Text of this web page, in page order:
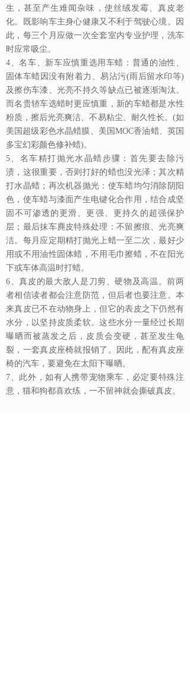
生，甚至产生难闻杂味，使丝绒发霉、真皮老
化。既影响车主身心健康又不利于驾驶心境。因
此，每三个月应做一次全套室内专业护理，洗车
时应常吸尘。
4、名车、新车应慎重选用车蜡：普通的油性、
固体车蜡因没有附着力、易沾污(雨后留水印等)
及擦伤车漆、光亮不持久等缺点已被逐渐淘汰。
而名贵轿车选蜡时更应慎重，新的车蜡都是水性
粉质，擦后光亮爽洁、不易粘尘、耐久性长。(如
美国超级彩色水晶蜡膜、美国MOC香油蜡、英国
多宝幻彩颜色修补蜡)。
5、名车精打抛光水晶蜡步骤：首先要去除污
渍，这很重要，否则打好的蜡也没光泽；其次精
打水晶蜡；再次机器抛光：使车蜡均匀消除阴阳
色，使车蜡与漆面产生电键化合作用，结合成坚
固不可渗透的更滑、更强、更持久的超强保护
层；最后抹车麂皮特殊处理：不留擦痕、光亮爽
洁。每月应定期精打抛光上蜡一至二次，最好少
用或不用油性固体蜡，不用毛巾擦蜡，不在阳光
下或车体高温时打蜡。
6、真皮的最大敌人是刀剪、硬物及高温。前两
者相信读者都会注意防范，但后者也要注意。本
来真皮已不在动物身上，但它的表皮之下仍然有
水分，以坚持皮质柔软。这些水分一量经过长期
曝晒而被蒸发之后，皮质会变硬，甚至发生龟
裂，一套真皮座椅就报销了。因此，配有真皮座
椅的汽车，要避免在太阳下曝晒。
7、此外，如有人携带宠物乘车，必定要特殊注
意，猫和狗都喜欢练，一不留神就会撕破真皮。